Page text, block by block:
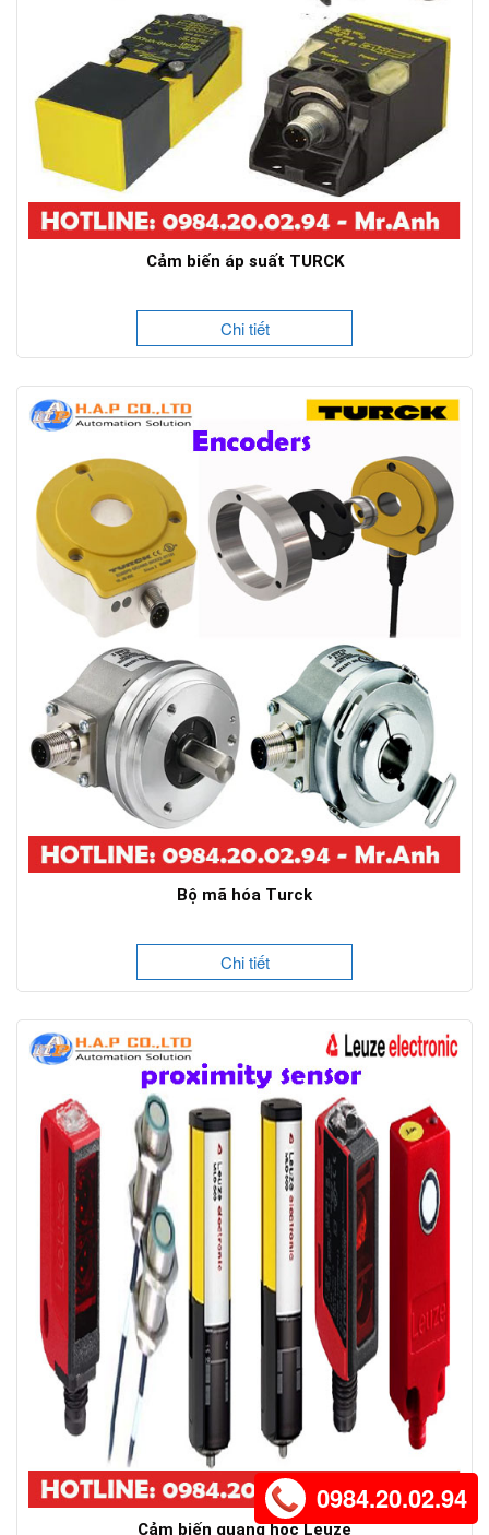
Cảm biến áp suất TURCK
Chi tiết
Bộ mã hóa Turck
Chi tiết
Cảm biến quang học Leuze
0984.20.02.94